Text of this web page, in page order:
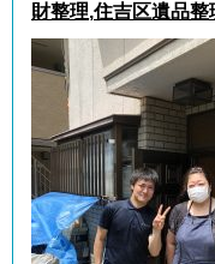
財整理,住吉区遺品整